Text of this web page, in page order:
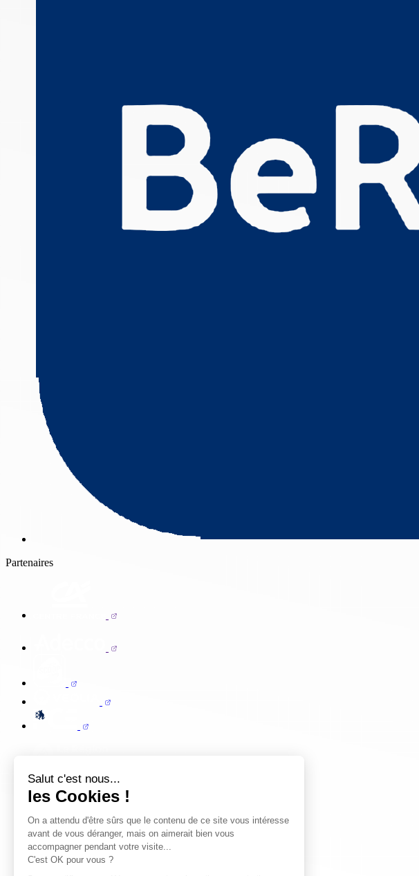
Salut c'est nous...
les Cookies !
On a attendu d'être sûrs que le contenu de ce site vous intéresse
avant de vous déranger, mais on aimerait bien vous
accompagner pendant votre visite...
C'est OK pour vous ?
Partenaires